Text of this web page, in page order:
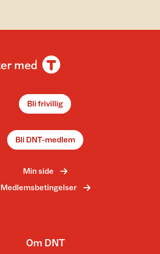
Bli frivillig
Bli DNT-medlem
Min side
Medlemsbetingelser
Om DNT